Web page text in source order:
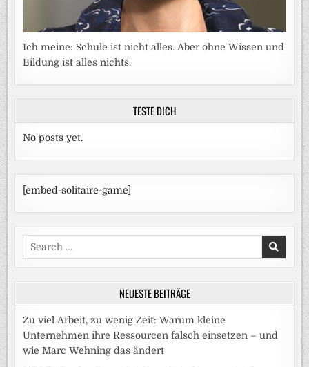
Ich meine: Schule ist nicht alles. Aber ohne Wissen und
Bildung ist alles nichts.
TESTE DICH
No posts yet.
[embed-solitaire-game]
Search
for:
NEUESTE BEITRÄGE
Zu viel Arbeit, zu wenig Zeit: Warum kleine
Unternehmen ihre Ressourcen falsch einsetzen – und
wie Marc Wehning das ändert